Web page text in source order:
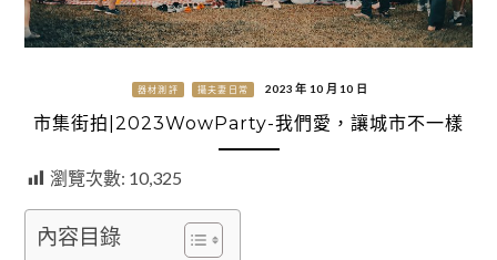
器材測評 攝夫妻日常 2023 年 10 月 10 日
市集街拍|2023WowParty-我們愛，讓城市不一樣
瀏覽次數: 10,325
內容目錄